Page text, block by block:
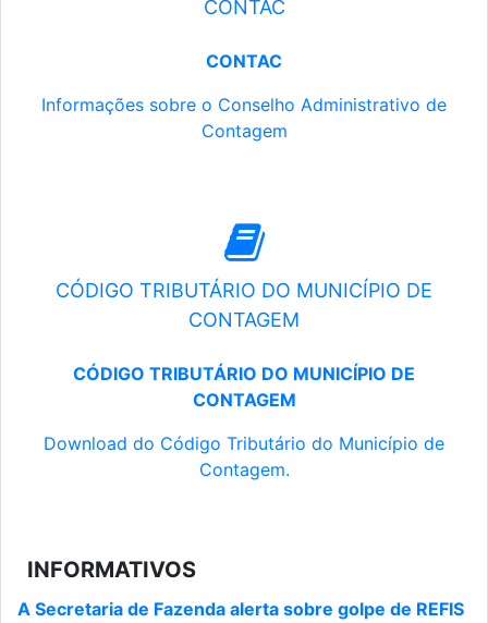
CONTAC
CONTAC
Informações sobre o Conselho Administrativo de
Contagem
CÓDIGO TRIBUTÁRIO DO MUNICÍPIO DE
CONTAGEM
CÓDIGO TRIBUTÁRIO DO MUNICÍPIO DE
CONTAGEM
Download do Código Tributário do Município de
Contagem.
INFORMATIVOS
A Secretaria de Fazenda alerta sobre golpe de REFIS